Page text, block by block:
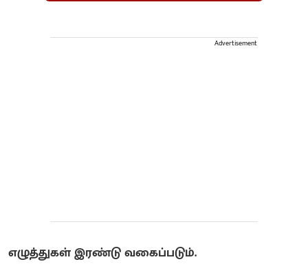
Advertisement
எழுத்துகள் இரண்டு வகைப்படும்.